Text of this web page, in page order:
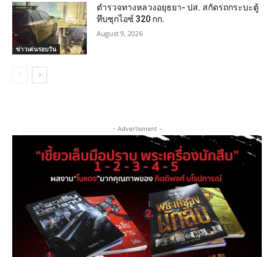
ข่าวเด่นรอบวัน
ตำรวจทางหลวงอยุธยา- ปส. สกัดรถกระบะตู้
ทึบซุกไอซ์ 320 กก.
August 9, 2026
- Advertisment -